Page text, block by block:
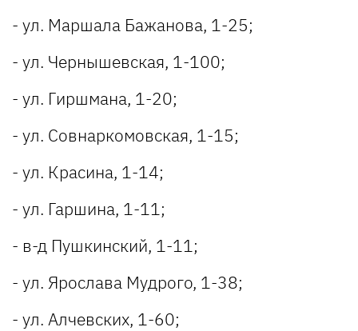
- ул. Маршала Бажанова, 1-25;
- ул. Чернышевская, 1-100;
- ул. Гиршмана, 1-20;
- ул. Совнаркомовская, 1-15;
- ул. Красина, 1-14;
- ул. Гаршина, 1-11;
- в-д Пушкинский, 1-11;
- ул. Ярослава Мудрого, 1-38;
- ул. Алчевских, 1-60;